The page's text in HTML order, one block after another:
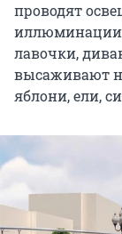
проводят
лавочки,
высаживают
яблони, ели,